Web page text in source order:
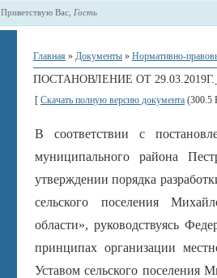
Приветствую Вас Гость
Главная » Документы » Нормативно-
ПОСТАНОВЛЕНИЕ ОТ
[ Скачать полную версию документа (300.5
В соответствии с
муниципального района
утверждении порядка
сельского поселения
области», руководствуясь
принципах организации
Уставом сельского поселения